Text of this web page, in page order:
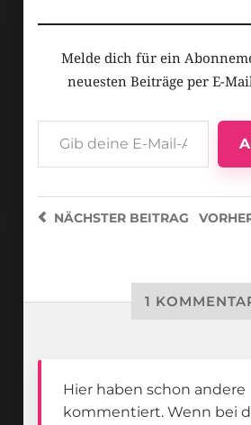
Melde dich für ein
neuesten Beiträge per E-
NÄCHSTERBEITRAG
1
Hier haben schon andere
kommentiert. Wenn bei